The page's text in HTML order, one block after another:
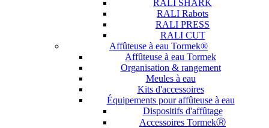
RALI SHARK
RALI Rabots
RALI PRESS
RALI CUT
Affûteuse à eau Tormek®
Affûteuse à eau Tormek
Organisation & rangement
Meules à eau
Kits d'accessoires
Équipements pour affûteuse à eau
Dispositifs d'affûtage
Accessoires TormekⓇ